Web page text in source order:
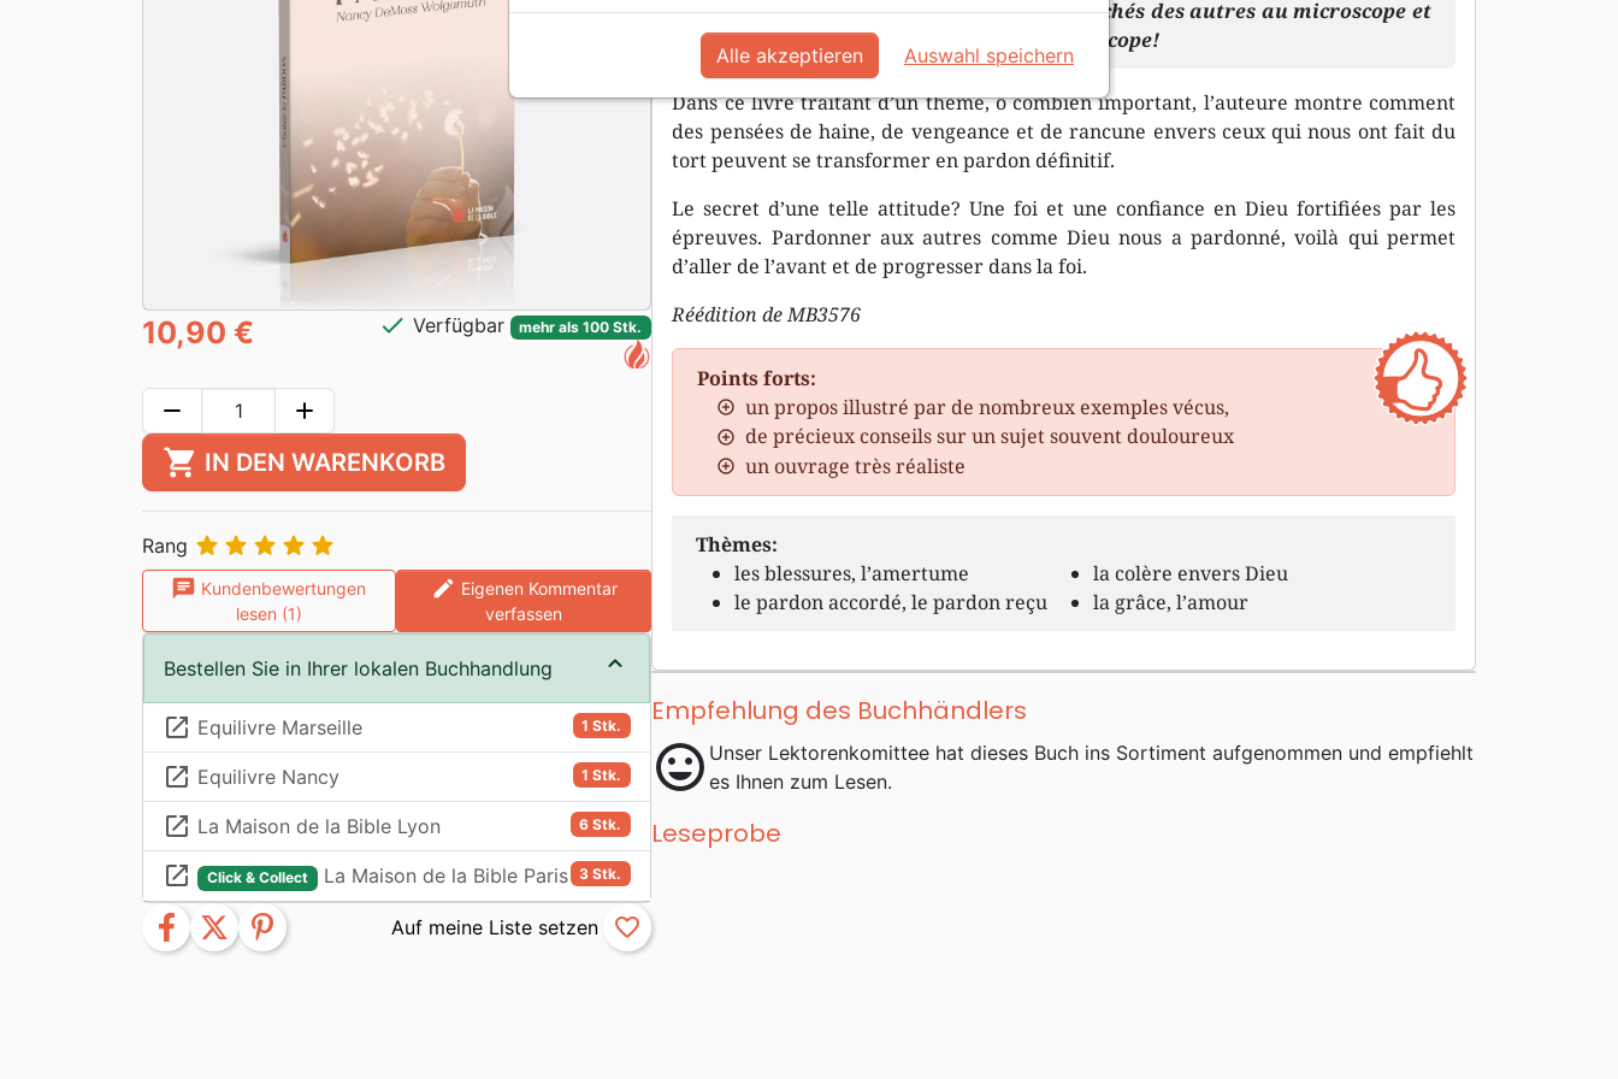
Nous avons tendance à observer les péchés des autres au microscope et
à regarder les nôtres à travers un télescope!
Dans ce livre traitant d’un thème, ô combien important, l’auteure montre comment
des pensées de haine, de vengeance et de rancune envers ceux qui nous ont fait du
tort peuvent se transformer en pardon définitif.
Le secret d’une telle attitude? Une foi et une confiance en Dieu fortifiées par les
épreuves. Pardonner aux autres comme Dieu nous a pardonné, voilà qui permet
d’aller de l’avant et de progresser dans la foi.
Réédition de MB3576
Points forts:
un propos illustré par de nombreux exemples vécus,
de précieux conseils sur un sujet souvent douloureux
un ouvrage très réaliste
Thèmes:
les blessures, l’amertume
le pardon accordé, le pardon reçu
la colère envers Dieu
la grâce, l’amour
Empfehlung des Buchhändlers
moodUnser Lektorenkomittee hat dieses Buch ins Sortiment aufgenommen und empfiehlt
es Ihnen zum Lesen.
Leseprobe
10,90 € check Verfügbar mehr als 100 Stk.
remove add
shopping_cart IN DEN WARENKORB
Rang     
chat Kundenbewertungen
lesen (1)
edit Eigenen Kommentar
verfassen
Bestellen Sie in Ihrer lokalen Buchhandlung
1 Stk.
launch Equilivre Marseille
1 Stk.
launch Equilivre Nancy
6 Stk.
launch La Maison de la Bible Lyon
3 Stk.
launch Click & Collect La Maison de la Bible Paris
facebook twitter pinterest favorite_border
Alle akzeptieren Auswahl speichern